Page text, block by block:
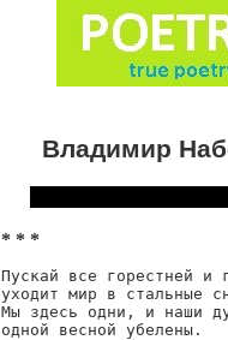
Владимир
* * *
Пускай все горестней и
уходит мир в стальные
Мы здесь одни, и наши
одной весной убелены.